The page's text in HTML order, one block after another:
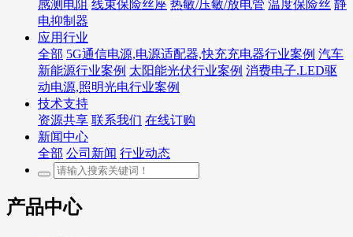
感测电阻 线束保险丝座 热敏/压敏/放电管 温度保险丝 静
电抑制器
应用行业
全部 5G通信电源,电源适配器,快充充电器行业案例 汽车
新能源行业案例 太阳能光伏行业案例 消费电子.LED驱
动电源,照明光电行业案例
技术支持
资源共享 联系我们 在线订购
新闻中心
全部 公司新闻 行业动态
产品中心